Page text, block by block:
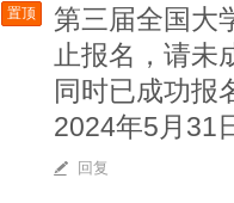
置顶
第三届全国大
止报名，请未
同时已成功报
2024年5月31
回复